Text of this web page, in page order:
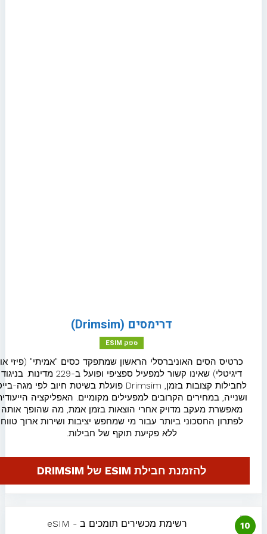
כרטיס eSIM גלובלי
כרטיס eSIM אזורי
יצירת קשר
עמוד הבית
דרימסים (Drimsim)
כרטיס הסים האוניברסלי הראשון שמתפקד כסים "אמיתי" (פיזי או
דיגיטלי) שאינו קשור למפעיל ספציפי ופועל ב-229 מדינות. בניגוד
לחבילות קצובות בזמן, Drimsim פועלת בשיטת חיוב לפי מגה-בייט
ושנייה, במחירים הקרובים למפעילים מקומיים. האפליקציה הייעודית
מאפשרת מעקב מדויק אחרי הוצאות בזמן אמת, מה שהופך אותה
לפתרון החסכוני ביותר עבור מי שמחפש יציבות ושירות ארוך טווח
ללא פקיעת תוקף של חבילות.
להזמנת חבילת ESIM של DRIMSIM